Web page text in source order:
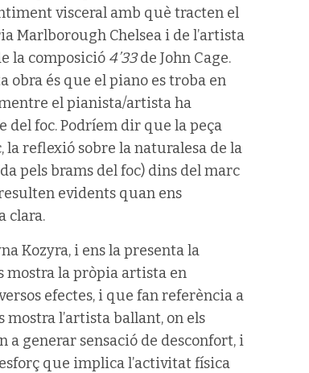
visceral amb què tracten el
Marlborough Chelsea i de l’artista
la composició 4’33de John Cage.
obra és que el piano es troba en
el pianista/artista ha
del foc. Podríem dir que la peça
reflexió sobre la naturalesa de la
pels brams del foc) dins del marc
evidents quan ens
clara.
Kozyra, i ens la presenta la
mostra la pròpia artista en
efectes, i que fan referència a
mostra l’artista ballant, on els
generar sensació de desconfort, i
que implica l’activitat física